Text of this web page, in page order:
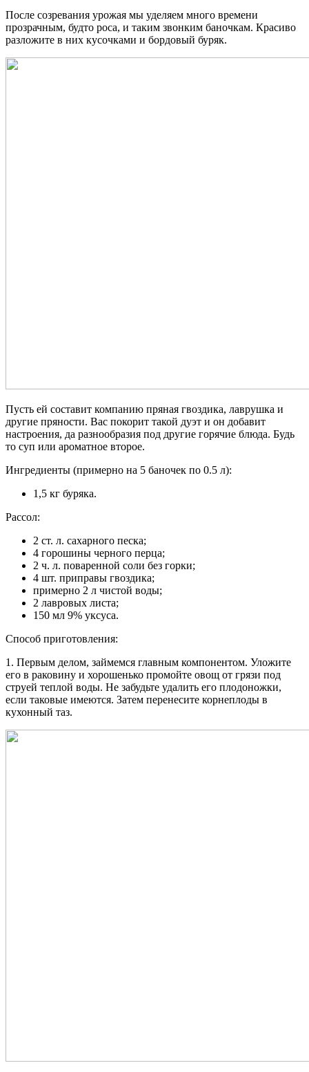
После созревания урожая мы уделяем много времени
прозрачным, будто роса, и таким звонким баночкам. Красиво
разложите в них кусочками и бордовый буряк.
Пусть ей составит компанию пряная гвоздика, лаврушка и
другие пряности. Вас покорит такой дуэт и он добавит
настроения, да разнообразия под другие горячие блюда. Будь
то суп или ароматное второе.
Ингредиенты (примерно на 5 баночек по 0.5 л):
1,5 кг буряка.
Рассол:
2 ст. л. сахарного песка;
4 горошины черного перца;
2 ч. л. поваренной соли без горки;
4 шт. приправы гвоздика;
примерно 2 л чистой воды;
2 лавровых листа;
150 мл 9% уксуса.
Способ приготовления:
1. Первым делом, займемся главным компонентом. Уложите
его в раковину и хорошенько промойте овощ от грязи под
струей теплой воды. Не забудьте удалить его плодоножки,
если таковые имеются. Затем перенесите корнеплоды в
кухонный таз.